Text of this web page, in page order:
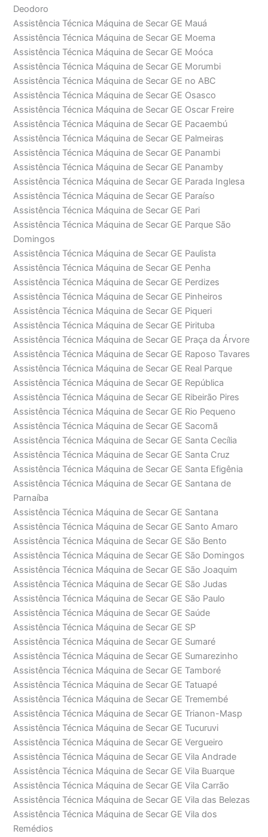
Deodoro
Assistência Técnica Máquina de Secar GE Mauá
Assistência Técnica Máquina de Secar GE Moema
Assistência Técnica Máquina de Secar GE Moóca
Assistência Técnica Máquina de Secar GE Morumbi
Assistência Técnica Máquina de Secar GE no ABC
Assistência Técnica Máquina de Secar GE Osasco
Assistência Técnica Máquina de Secar GE Oscar Freire
Assistência Técnica Máquina de Secar GE Pacaembú
Assistência Técnica Máquina de Secar GE Palmeiras
Assistência Técnica Máquina de Secar GE Panambi
Assistência Técnica Máquina de Secar GE Panamby
Assistência Técnica Máquina de Secar GE Parada Inglesa
Assistência Técnica Máquina de Secar GE Paraíso
Assistência Técnica Máquina de Secar GE Pari
Assistência Técnica Máquina de Secar GE Parque São
Domingos
Assistência Técnica Máquina de Secar GE Paulista
Assistência Técnica Máquina de Secar GE Penha
Assistência Técnica Máquina de Secar GE Perdizes
Assistência Técnica Máquina de Secar GE Pinheiros
Assistência Técnica Máquina de Secar GE Piqueri
Assistência Técnica Máquina de Secar GE Pirituba
Assistência Técnica Máquina de Secar GE Praça da Árvore
Assistência Técnica Máquina de Secar GE Raposo Tavares
Assistência Técnica Máquina de Secar GE Real Parque
Assistência Técnica Máquina de Secar GE República
Assistência Técnica Máquina de Secar GE Ribeirão Pires
Assistência Técnica Máquina de Secar GE Rio Pequeno
Assistência Técnica Máquina de Secar GE Sacomã
Assistência Técnica Máquina de Secar GE Santa Cecília
Assistência Técnica Máquina de Secar GE Santa Cruz
Assistência Técnica Máquina de Secar GE Santa Efigênia
Assistência Técnica Máquina de Secar GE Santana de
Parnaíba
Assistência Técnica Máquina de Secar GE Santana
Assistência Técnica Máquina de Secar GE Santo Amaro
Assistência Técnica Máquina de Secar GE São Bento
Assistência Técnica Máquina de Secar GE São Domingos
Assistência Técnica Máquina de Secar GE São Joaquim
Assistência Técnica Máquina de Secar GE São Judas
Assistência Técnica Máquina de Secar GE São Paulo
Assistência Técnica Máquina de Secar GE Saúde
Assistência Técnica Máquina de Secar GE SP
Assistência Técnica Máquina de Secar GE Sumaré
Assistência Técnica Máquina de Secar GE Sumarezinho
Assistência Técnica Máquina de Secar GE Tamboré
Assistência Técnica Máquina de Secar GE Tatuapé
Assistência Técnica Máquina de Secar GE Tremembé
Assistência Técnica Máquina de Secar GE Trianon-Masp
Assistência Técnica Máquina de Secar GE Tucuruvi
Assistência Técnica Máquina de Secar GE Vergueiro
Assistência Técnica Máquina de Secar GE Vila Andrade
Assistência Técnica Máquina de Secar GE Vila Buarque
Assistência Técnica Máquina de Secar GE Vila Carrão
Assistência Técnica Máquina de Secar GE Vila das Belezas
Assistência Técnica Máquina de Secar GE Vila dos
Remédios